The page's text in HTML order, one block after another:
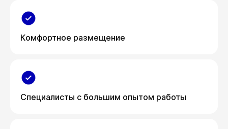
Комфортное размещение
Специалисты с большим опытом работы